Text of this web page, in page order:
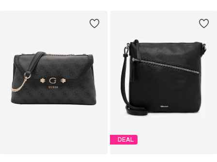
DEAL